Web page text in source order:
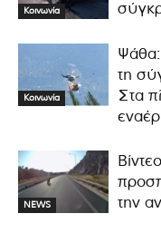
Κοινωνία
Κοινωνία
Ψάθα:
τη
Στα
NEWS
την